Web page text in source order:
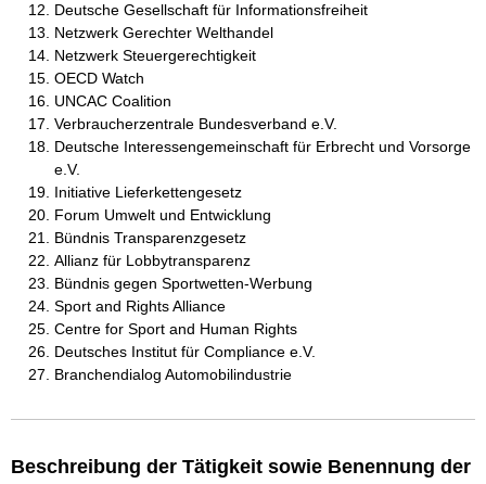
Deutsche Gesellschaft für Informationsfreiheit
Netzwerk Gerechter Welthandel
Netzwerk Steuergerechtigkeit
OECD Watch
UNCAC Coalition
Verbraucherzentrale Bundesverband e.V.
Deutsche Interessengemeinschaft für Erbrecht und Vorsorge
e.V.
Initiative Lieferkettengesetz
Forum Umwelt und Entwicklung
Bündnis Transparenzgesetz
Allianz für Lobbytransparenz
Bündnis gegen Sportwetten-Werbung
Sport and Rights Alliance
Centre for Sport and Human Rights
Deutsches Institut für Compliance e.V.
Branchendialog Automobilindustrie
Beschreibung der Tätigkeit sowie Benennung der